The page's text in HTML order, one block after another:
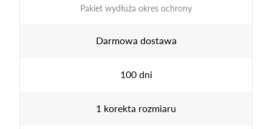
Pakiet wydłuża okres ochrony
Darmowa dostawa
100 dni
1 korekta rozmiaru